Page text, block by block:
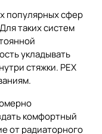
популярных сфер
таких систем
укладывать
стяжки. PEX
комфортный
от радиаторного